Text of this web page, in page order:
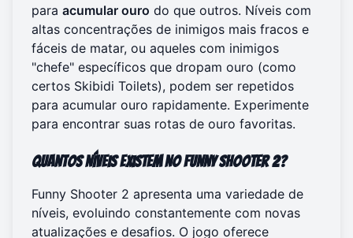
para acumular ouro do que outros. Níveis com
altas concentrações de inimigos mais fracos e
fáceis de matar, ou aqueles com inimigos
"chefe" específicos que dropam ouro (como
certos Skibidi Toilets), podem ser repetidos
para acumular ouro rapidamente. Experimente
para encontrar suas rotas de ouro favoritas.
Quantos níveis existem no Funny Shooter 2?
Funny Shooter 2 apresenta uma variedade de
níveis, evoluindo constantemente com novas
atualizações e desafios. O jogo oferece